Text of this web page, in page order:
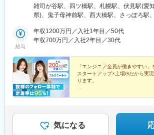
外出張ありの案件もあります■本社：東京都
22 目白中野ビル 5階■大阪：大阪市西区新町
ャステール■名古屋：愛知県名古屋市中区栄
ビル■福岡：福岡県福岡市博多区博多駅前2-
雑司が谷駅、四ツ橋駅、札幌駅、伏見駅(愛
県)、鬼子母神前駅、西大橋駅、さっぽろ駅
給与
年収1200万円／入社1年目／50代
年収700万円／入社2年目／30代
「エンジニア全員が働きやすい
スタートアップ×上場Gだから実
ります。
●安心の案件選択制
●リモートOK／年休130日／副業
気になる